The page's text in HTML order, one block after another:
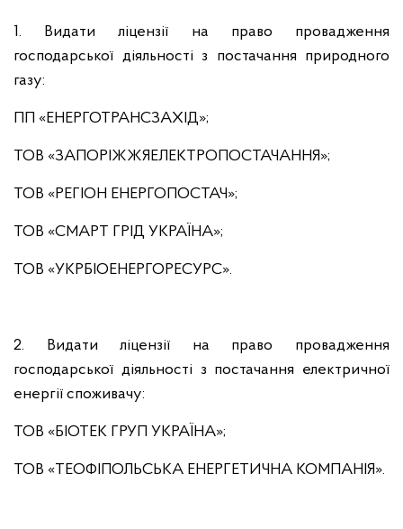
1. Видати ліцензії на право провадження
господарської діяльності з постачання природного
газу:
ПП «ЕНЕРГОТРАНСЗАХІД»;
ТОВ «ЗАПОРІЖЖЯЕЛЕКТРОПОСТАЧАННЯ»;
ТОВ «РЕГІОН ЕНЕРГОПОСТАЧ»;
ТОВ «СМАРТ ГРІД УКРАЇНА»;
ТОВ «УКРБІОЕНЕРГОРЕСУРС».
2. Видати ліцензії на право провадження
господарської діяльності з постачання електричної
енергії споживачу:
ТОВ «БІОТЕК ГРУП УКРАЇНА»;
ТОВ «ТЕОФІПОЛЬСЬКА ЕНЕРГЕТИЧНА КОМПАНІЯ».